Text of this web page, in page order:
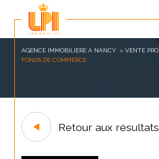
AGENCE IMMOBILIÈRE À NANCY VENTE PRO
FONDS DE COMMERCE
Retour aux résultats